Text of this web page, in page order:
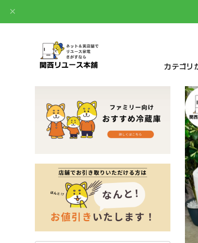
カテゴリ